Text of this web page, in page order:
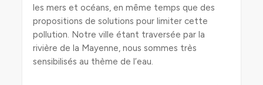
les mers et océans, en même temps que des
propositions de solutions pour limiter cette
pollution. Notre ville étant traversée par la
rivière de la Mayenne, nous sommes très
sensibilisés au thème de l’eau.